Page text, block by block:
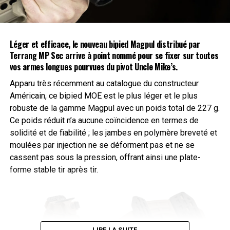
Vengeur est livré avec un étui en Kydex dont les attaches
permettent de le fixer à la ceinture ou au standard Molle
sur un sac ou un baudrier. L’étui permet de rentrer le
couteau dans les deux sens droitier ou gaucher et il
dispose d’une fixation par bouton pression.
Léger et efficace, le nouveau bipied Magpul distribué par
Terrang MP Sec arrive à point nommé pour se fixer sur toutes
vos armes longues pourvues du pivot Uncle Mike’s.
Apparu très récemment au catalogue du constructeur
Américain, ce bipied MOE est le plus léger et le plus
robuste de la gamme Magpul avec un poids total de 227 g.
Ce poids réduit n’a aucune coïncidence en termes de
solidité et de fiabilité ; les jambes en polymère breveté et
moulées par injection ne se déforment pas et ne se
cassent pas sous la pression, offrant ainsi une plate-
forme stable tir après tir.